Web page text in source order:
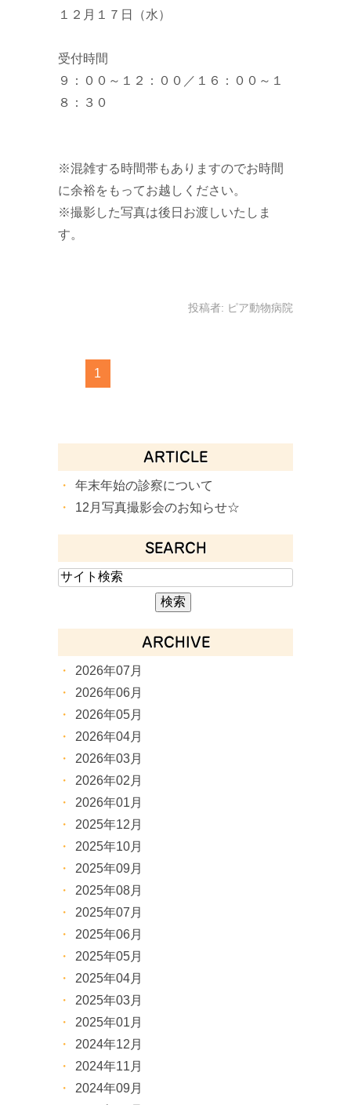
１２月１７日（水）
受付時間
９：００～１２：００／１６：００～１
８：３０
※混雑する時間帯もありますのでお時間
に余裕をもってお越しください。
※撮影した写真は後日お渡しいたしま
す。
投稿者: ピア動物病院
1
ARTICLE
年末年始の診察について
12月写真撮影会のお知らせ☆
SEARCH
ARCHIVE
2026年07月
2026年06月
2026年05月
2026年04月
2026年03月
2026年02月
2026年01月
2025年12月
2025年10月
2025年09月
2025年08月
2025年07月
2025年06月
2025年05月
2025年04月
2025年03月
2025年01月
2024年12月
2024年11月
2024年09月